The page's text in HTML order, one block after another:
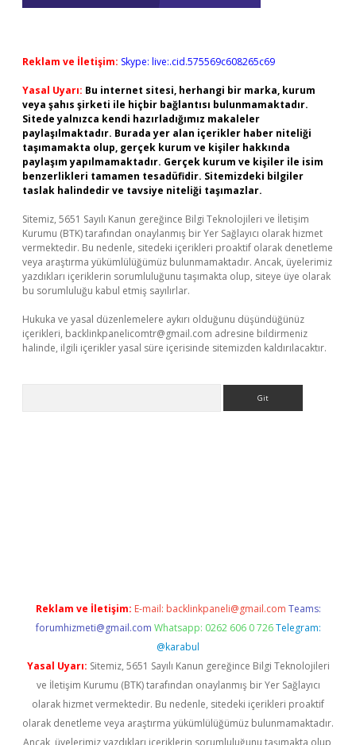
Reklam ve İletişim: Skype: live:.cid.575569c608265c69
Yasal Uyarı: Bu internet sitesi, herhangi bir marka, kurum
veya şahıs şirketi ile hiçbir bağlantısı bulunmamaktadır.
Sitede yalnızca kendi hazırladığımız makaleler
paylaşılmaktadır. Burada yer alan içerikler haber niteliği
taşımamakta olup, gerçek kurum ve kişiler hakkında
paylaşım yapılmamaktadır. Gerçek kurum ve kişiler ile isim
benzerlikleri tamamen tesadüfidir. Sitemizdeki bilgiler
taslak halindedir ve tavsiye niteliği taşımazlar.
Sitemiz, 5651 Sayılı Kanun gereğince Bilgi Teknolojileri ve İletişim
Kurumu (BTK) tarafından onaylanmış bir Yer Sağlayıcı olarak hizmet
vermektedir. Bu nedenle, sitedeki içerikleri proaktif olarak denetleme
veya araştırma yükümlülüğümüz bulunmamaktadır. Ancak, üyelerimiz
yazdıkları içeriklerin sorumluluğunu taşımakta olup, siteye üye olarak
bu sorumluluğu kabul etmiş sayılırlar.
Hukuka ve yasal düzenlemelere aykırı olduğunu düşündüğünüz
içerikleri, backlinkpanelicomtr@gmail.com adresine bildirmeniz
halinde, ilgili içerikler yasal süre içerisinde sitemizden kaldırılacaktır.
Reklam ve İletişim: E-mail: backlinkpaneli@gmail.com Teams:
forumhizmeti@gmail.com Whatsapp: 0262 606 0 726 Telegram:
@karabul
Yasal Uyarı: Sitemiz, 5651 Sayılı Kanun gereğince Bilgi Teknolojileri
ve İletişim Kurumu (BTK) tarafından onaylanmış bir Yer Sağlayıcı
olarak hizmet vermektedir. Bu nedenle, sitedeki içerikleri proaktif
olarak denetleme veya araştırma yükümlülüğümüz bulunmamaktadır.
Ancak, üyelerimiz yazdıkları içeriklerin sorumluluğunu taşımakta olup,